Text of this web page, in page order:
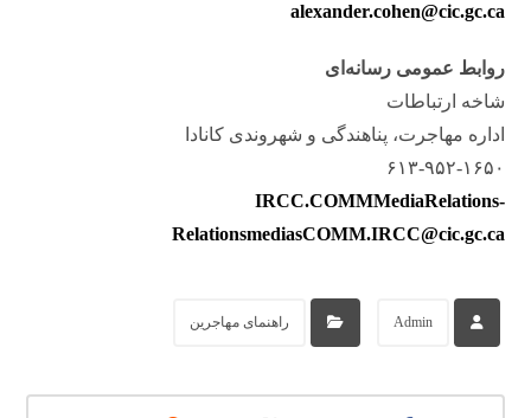
alexander.cohen@cic.gc.ca
روابط عمومی رسانه‌ای
شاخه ارتباطات
اداره مهاجرت، پناهندگی و شهروندی کانادا
۶۱۳-۹۵۲-۱۶۵۰
IRCC.COMMMediaRelations-
RelationsmediasCOMM.IRCC@cic.gc.ca
Admin راهنمای مهاجرین